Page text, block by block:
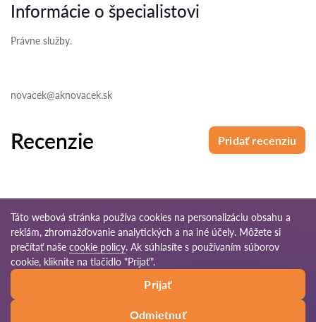
Informácie o špecialistovi
Právne služby.
novacek@aknovacek.sk
Recenzie Pridať recenziu
© 2026 Pravnikov-sk.com
stránok
Táto webová stránka používa cookies na personalizáciu obsahu a
reklám, zhromažďovanie analytických a na iné účely. Môžete si
prečítať naše cookie policy. Ak súhlasíte s používaním súborov
cookie, kliknite na tlačidlo "Prijať".
Prijať
Odmietnuť